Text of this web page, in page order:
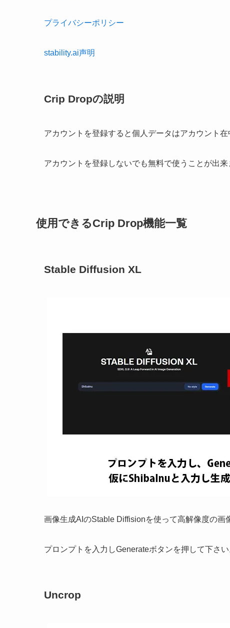
プライバシーポリシー
stability.ai声明
Crip Dropの説明
アカウントを登録すると個人データはアカウント在
アカウントを登録しないでも無料で使うことが出
使用できるCrip Drop機能一覧
Stable Diffusion XL
画像生成AIのStable Diffisionを使って高解像度の画
プロンプトを入力しGenerateボタンを押して下さい
Uncrop